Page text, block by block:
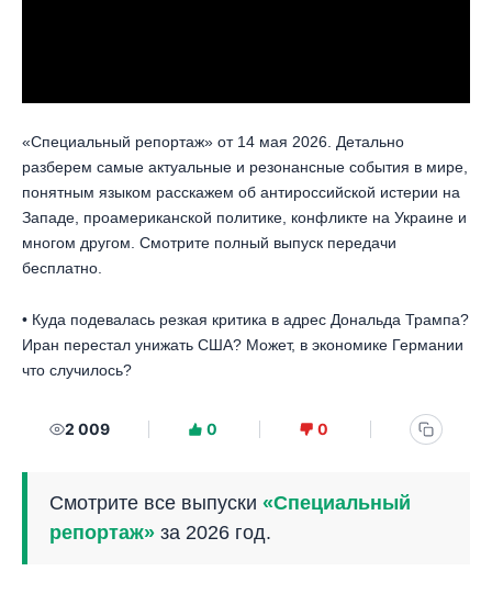
«Специальный репортаж» от 14 мая 2026. Детально
разберем самые актуальные и резонансные события в мире,
понятным языком расскажем об антироссийской истерии на
Западе, проамериканской политике, конфликте на Украине и
многом другом. Смотрите полный выпуск передачи
бесплатно.
• Куда подевалась резкая критика в адрес Дональда Трампа?
Иран перестал унижать США? Может, в экономике Германии
что случилось?
2 009 0 0
Смотрите все выпуски «Специальный
репортаж» за 2026 год.